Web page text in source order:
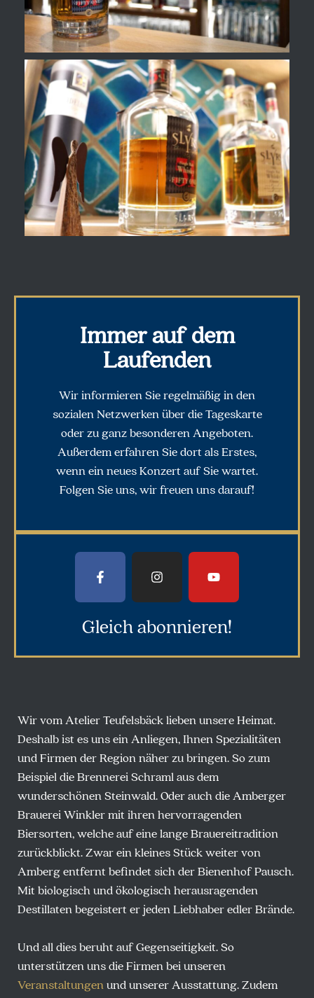
Immer auf dem
Laufenden
Wir informieren Sie regelmäßig in den
sozialen Netzwerken über die Tageskarte
oder zu ganz besonderen Angeboten.
Außerdem erfahren Sie dort als Erstes,
wenn ein neues Konzert auf Sie wartet.
Folgen Sie uns, wir freuen uns darauf!
Gleich abonnieren!
Wir vom Atelier Teufelsbäck lieben unsere Heimat.
Deshalb ist es uns ein Anliegen, Ihnen Spezialitäten
und Firmen der Region näher zu bringen. So zum
Beispiel die Brennerei Schraml aus dem
wunderschönen Steinwald. Oder auch die Amberger
Brauerei Winkler mit ihren hervorragenden
Biersorten, welche auf eine lange Brauereitradition
zurückblickt. Zwar ein kleines Stück weiter von
Amberg entfernt befindet sich der Bienenhof Pausch.
Mit biologisch und ökologisch herausragenden
Destillaten begeistert er jeden Liebhaber edler Brände.
Und all dies beruht auf Gegenseitigkeit. So
unterstützen uns die Firmen bei unseren
Veranstaltungen und unserer Ausstattung. Zudem